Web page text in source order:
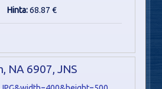
Hinta:68.87 €
NA 6907, JNS